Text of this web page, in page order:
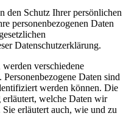
den Schutz Ihrer persönlichen
personenbezogenen Daten
Datenschutzerklärung.
verschiedene
Daten sind
werden können. Die
welche Daten wir
erläutert auch, wie und zu